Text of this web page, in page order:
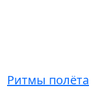
Ритмы полёта